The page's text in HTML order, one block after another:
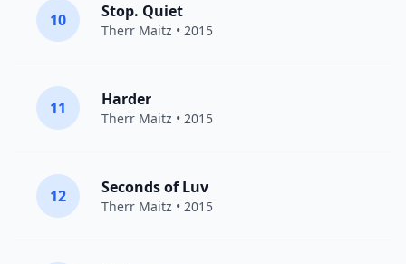
10 Stop. Quiet
Therr Maitz • 2015
11 Harder
Therr Maitz • 2015
12 Seconds of Luv
Therr Maitz • 2015